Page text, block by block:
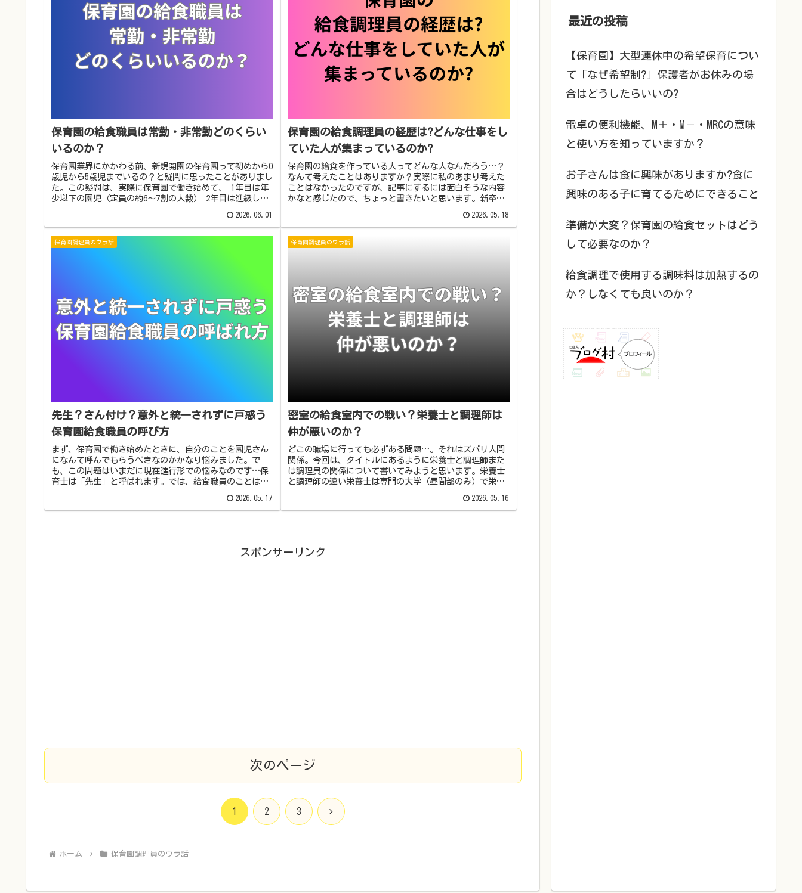
保育園の給食職員は常勤・非常勤どのくらい
いるのか？
保育園業界にかかわる前、新規開園の保育園って初めから0
歳児から5歳児までいるの？と疑問に思ったことがありまし
た。この疑問は、実際に保育園で働き始めて、 1年目は年
少以下の園児（定員の約6～7割の人数） 2年目は進級して
2026.06.01
保育園の給食調理員の経歴は?どんな仕事をし
ていた人が集まっているのか?
保育園の給食を作っている人ってどんな人なんだろう…？
なんて考えたことはありますか？実際に私のあまり考えた
ことはなかったのですが、記事にするには面白そうな内容
かなと感じたので、ちょっと書きたいと思います。新卒の
2026.05.18
保育園調理員のウラ話
先生？さん付け？意外と統一されずに戸惑う
保育園給食職員の呼び方
まず、保育園で働き始めたときに、自分のことを園児さん
になんて呼んでもらうべきなのかかなり悩みました。で
も、この問題はいまだに現在進行形での悩みなのです…保
育士は「先生」と呼ばれます。では、給食職員のことはな
2026.05.17
保育園調理員のウラ話
密室の給食室内での戦い？栄養士と調理師は
仲が悪いのか？
どこの職場に行っても必ずある問題…。それはズバリ人間
関係。今回は、タイトルにあるように栄養士と調理師また
は調理員の関係について書いてみようと思います。栄養士
と調理師の違い栄養士は専門の大学（昼間部のみ）で栄養
2026.05.16
スポンサーリンク
次のページ
1 2 3 次
ホーム 保育園調理員のウラ話
最近の投稿
【保育園】大型連休中の希望保育につい
て「なぜ希望制?」保護者がお休みの場
合はどうしたらいいの?
電卓の便利機能、M＋・M－・MRCの意味
と使い方を知っていますか？
お子さんは食に興味がありますか?食に
興味のある子に育てるためにできること
準備が大変？保育園の給食セットはどう
して必要なのか？
給食調理で使用する調味料は加熱するの
か？しなくても良いのか？